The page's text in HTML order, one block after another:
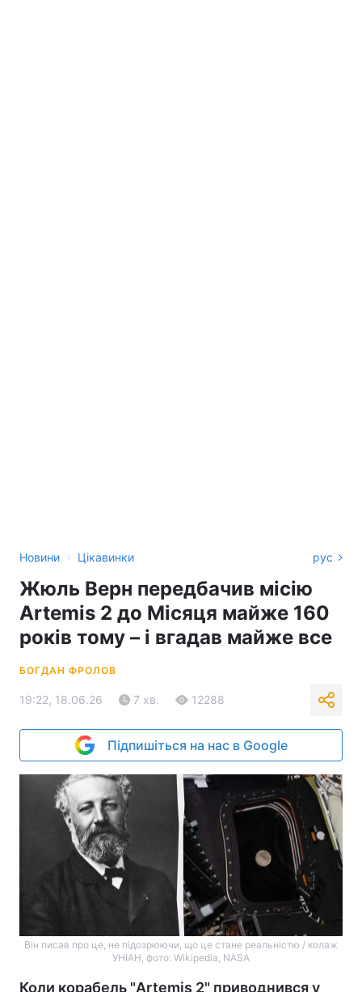
Новини › Цікавинки рус
Жюль Верн передбачив місію
Artemis 2 до Місяця майже 160
років тому – і вгадав майже все
БОГДАН ФРОЛОВ
19:22, 18.06.26 7 хв. 12288
Підпишіться на нас в Google
Він писав про це, не підозрюючи, що це стане реальністю / колаж
УНІАН, фото: Wikipedia, NASA
Коли корабель "Artemis 2" приводнився у